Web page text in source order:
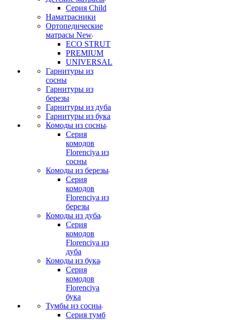
Серия Child
Наматрасники
Ортопедические
матрасы New
ECO STRUT
PREMIUM
UNIVERSAL
Гарнитуры из
сосны
Гарнитуры из
березы
Гарнитуры из дуба
Гарнитуры из бука
Комоды из сосны
Серия
комодов
Florenciya из
сосны
Комоды из березы
Серия
комодов
Florenciya из
березы
Комоды из дуба
Серия
комодов
Florenciya из
дуба
Комоды из бука
Серия
комодов
Florenciya
бука
Тумбы из сосны
Серия тумб